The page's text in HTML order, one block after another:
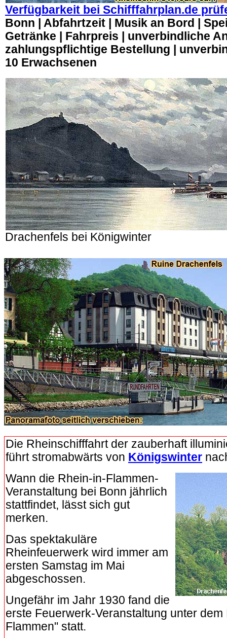
Verfügbarkeit bei Schifffahrplan.de
Bonn | Abfahrtzeit | Musik an Bord |
Getränke | Fahrpreis | unverbindliche
zahlungspflichtige Bestellung |
10 Erwachsenen
Drachenfels bei Königwinter
Die Rheinschifffahrt der zauberhaft
führt stromabwärts von Königswinter
Wann die Rhein-in-Flammen-
Veranstaltung bei Bonn jährlich
stattfindet, lässt sich gut
merken.
Das spektakuläre
Rheinfeuerwerk wird immer am
ersten Samstag im Mai
abgeschossen.
Ungefähr im Jahr 1930 fand die
erste Feuerwerk-Veranstaltung unter
Flammen" statt.